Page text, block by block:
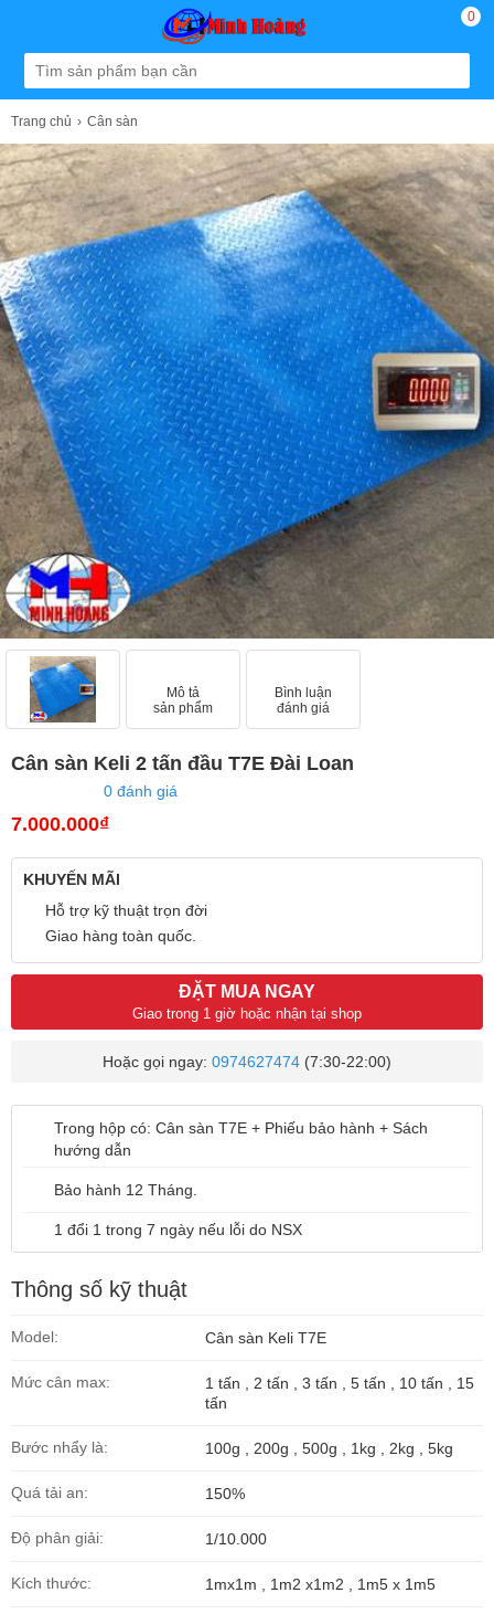
0
Trang chủ Cân sàn
Mô tả
sản phẩm
Bình luận
đánh giá
Cân sàn Keli 2 tấn đầu T7E Đài Loan
0 đánh giá
7.000.000₫
KHUYẾN MÃI
Hỗ trợ kỹ thuật trọn đời
Giao hàng toàn quốc.
ĐẶT MUA NGAY
Giao trong 1 giờ hoặc nhận tại shop
Hoặc gọi ngay: 0974627474 (7:30-22:00)
Trong hộp có: Cân sàn T7E + Phiếu bảo hành + Sách
hướng dẫn
Bảo hành 12 Tháng.
1 đổi 1 trong 7 ngày nếu lỗi do NSX
Thông số kỹ thuật
Model: Cân sàn Keli T7E
Mức cân max:
1 tấn , 2 tấn , 3 tấn , 5 tấn , 10 tấn , 15
tấn
Bước nhẩy là: 100g , 200g , 500g , 1kg , 2kg , 5kg
Quá tải an: 150%
Độ phân giải: 1/10.000
Kích thước: 1mx1m , 1m2 x1m2 , 1m5 x 1m5